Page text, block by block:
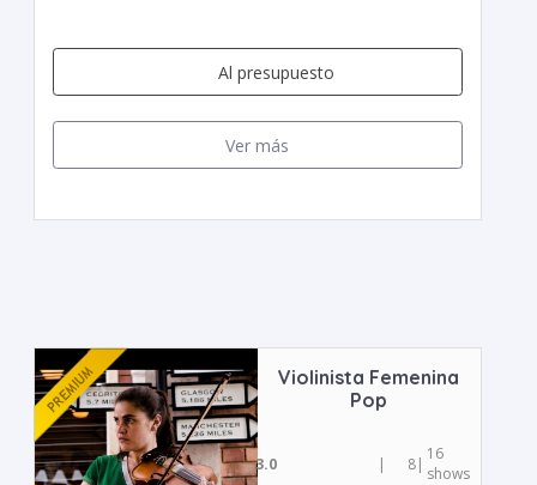
Al presupuesto
Ver más
Violinista Femenina
Pop
3.0 | 8| 16
shows